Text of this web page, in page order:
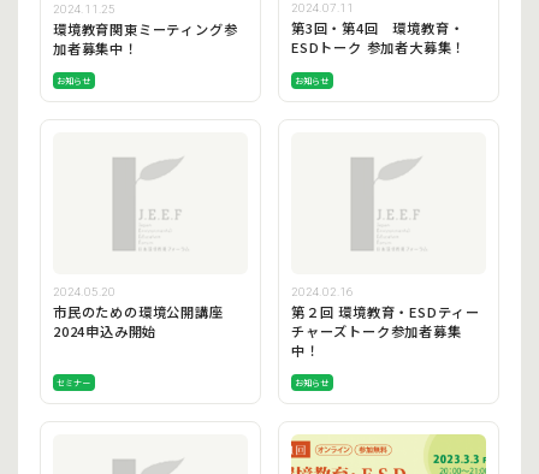
2024.11.25
環境教育関東ミーティング参
加者募集中！
お知らせ
2024.07.11
第3回・第4回 環境教育・
ESDトーク 参加者大募集！
お知らせ
2024.05.20
市民のための環境公開講座
2024申込み開始
セミナー
2024.02.16
第２回 環境教育・ESDティー
チャーズトーク参加者募集
中！
お知らせ